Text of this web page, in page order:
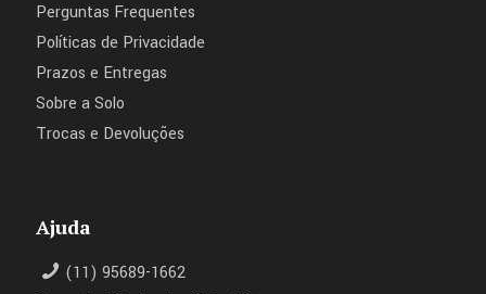
Perguntas Frequentes
Políticas de Privacidade
Prazos e Entregas
Sobre a Solo
Trocas e Devoluções
Ajuda
(11) 95689-1662